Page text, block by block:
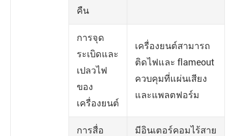
คืน
การจุด
ระเบิดและ
เปลวไฟ
ของ
เครื่องยนต์
เครื่องยนต์สามารถ
ติดไฟและ flameout
ควบคุมที่แผ่นเสียง
และแพลตฟอร์ม
การสื่อ
มีอินเตอร์คอมไร้สาย